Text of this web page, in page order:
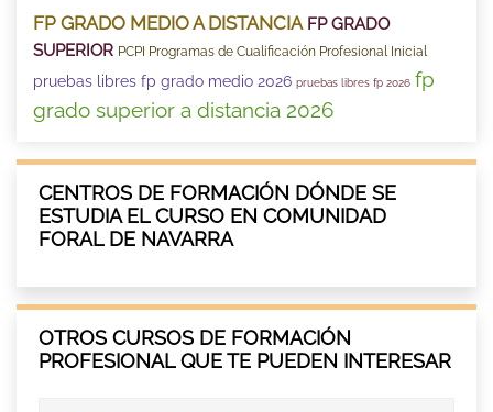
FP GRADO MEDIO A DISTANCIA FP GRADO
SUPERIOR PCPI Programas de Cualificación Profesional Inicial
pruebas libres fp grado medio 2026 pruebas libres fp 2026 fp
grado superior a distancia 2026
CENTROS DE FORMACIÓN DÓNDE SE
ESTUDIA EL CURSO EN COMUNIDAD
FORAL DE NAVARRA
OTROS CURSOS DE FORMACIÓN
PROFESIONAL QUE TE PUEDEN INTERESAR